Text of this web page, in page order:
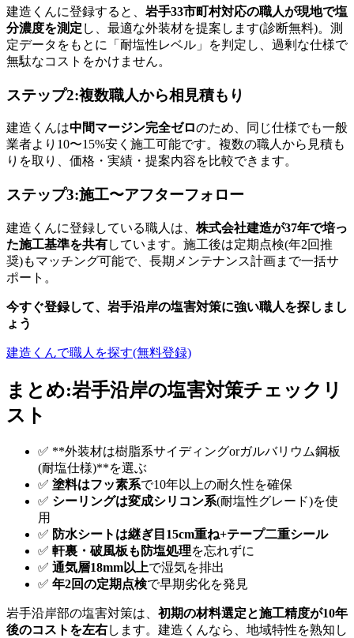
建造くんに登録すると、 岩手33市町村対応の職人が現地で塩
分濃度を測定 し、最適な外装材を提案します(診断無料)。測
定データをもとに「耐塩性レベル」を判定し、過剰な仕様で
無駄なコストをかけません。
ステップ2:複数職人から相見積もり
建造くんは中間マージン完全ゼロのため、同じ仕様でも一般
業者より10〜15%安く施工可能です。複数の職人から見積も
りを取り、価格・実績・提案内容を比較できます。
ステップ3:施工〜アフターフォロー
建造くんに登録している職人は、 株式会社建造が37年で培っ
た施工基準を共有しています。施工後は定期点検(年2回推
奨)もマッチング可能で、長期メンテナンス計画まで一括サ
ポート。
今すぐ登録して、岩手沿岸の塩害対策に強い職人を探しまし
ょう
建造くんで職人を探す(無料登録)
まとめ:岩手沿岸の塩害対策チェックリ
スト
✅ **外装材は樹脂系サイディングorガルバリウム鋼板
(耐塩仕様)**を選ぶ
✅ 塗料はフッ素系で10年以上の耐久性を確保
✅ シーリングは変成シリコン系(耐塩性グレード)を使
用
✅ 防水シートは継ぎ目15cm重ね+テープ二重シール
✅ 軒裏・破風板も防塩処理を忘れずに
✅ 通気層18mm以上で湿気を排出
✅ 年2回の定期点検で早期劣化を発見
岩手沿岸部の塩害対策は、 初期の材料選定と施工精度が10年
後のコストを左右します。建造くんなら、地域特性を熟知し